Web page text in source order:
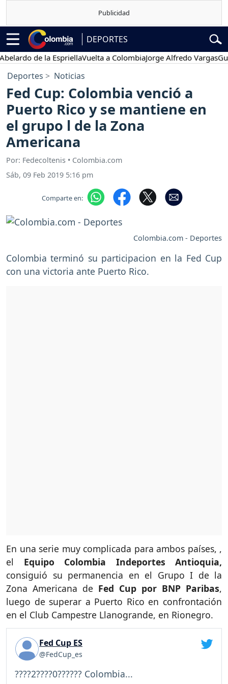
DEPORTES
de la EspriellaVuelta a ColombiaJorge Alfredo Vargas
Deportes Noticias
Fed Cup: Colombia venció a
Puerto Rico y se mantiene en
el grupo l de la Zona
Americana
Por: Fedecoltenis • Colombia.com
Sáb, 09 Feb 2019 5:16 pm
Comparte en:
Colombia.com - Deportes
Colombia terminó su participacion en la Fed Cup
con una victoria ante Puerto Rico.
En una serie muy complicada para ambos países, ,
el Equipo Colombia Indeportes Antioquia,
consiguió su permanencia en el Grupo I de la
Zona Americana de Fed Cup por BNP Paribas,
luego de superar a Puerto Rico en confrontación
en el Club Campestre Llanogrande, en Rionegro.
Fed Cup ES
@FedCup_es
????2????0?????? Colombia...